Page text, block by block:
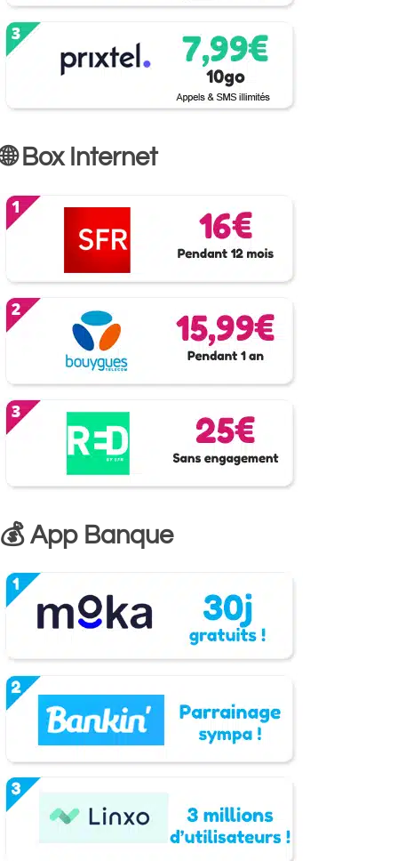
🌐 Box Internet
💰 App Banque